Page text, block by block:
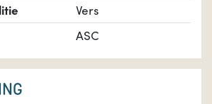
Vers
ASC